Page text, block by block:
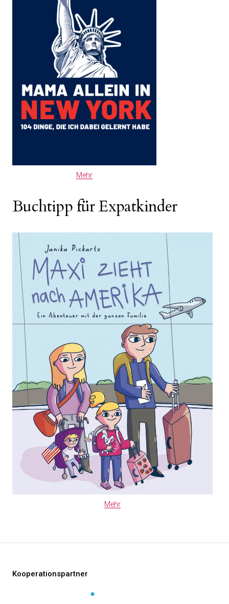
Mehr
Buchtipp für Expatkinder
Mehr
Kooperationspartner